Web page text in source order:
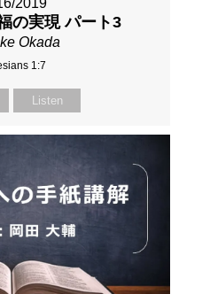
2019
の実現 パート3
Okada
1:7
Listen